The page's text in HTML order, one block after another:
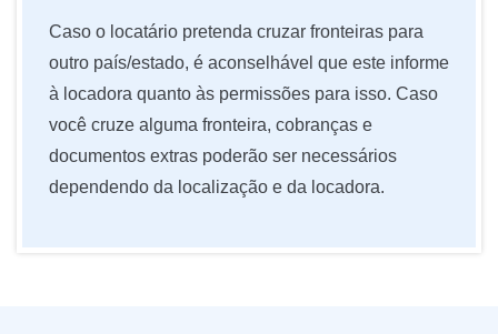
Caso o locatário pretenda cruzar fronteiras para
outro país/estado, é aconselhável que este informe
à locadora quanto às permissões para isso. Caso
você cruze alguma fronteira, cobranças e
documentos extras poderão ser necessários
dependendo da localização e da locadora.